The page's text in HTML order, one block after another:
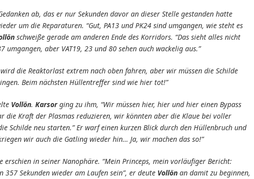
ab, das er nur Sekunden davor an dieser Stelle gestanden hatte
um die Reparaturen. “Gut, PA13 und PK24 sind umgangen, wie steht es
schweiße gerade am anderen Ende des Korridors. “Das sieht alles nicht
umgangen, aber VAT19, 23 und 80 sehen auch wackelig aus.”
die Reaktorlast extrem nach oben fahren, aber wir müssen die Schilde
Beim nächsten Hüllentreffer sind wie hier tot!”
Vollön. Karsorging zu ihm, “Wir müssen hier, hier und hier einen Bypass
die Kraft der Plasmas reduzieren, wir könnten aber die Klaue bei voller
Schilde neu starten.” Er warf einen kurzen Blick durch den Hüllenbruch und
wir auch die Gatling wieder hin… Ja, wir machen das so!”
erschien in seiner Nanophäre. “Mein Princeps, mein vorläufiger Bericht:
357 Sekunden wieder am Laufen sein”, er deute Vollön an damit zu beginnen,